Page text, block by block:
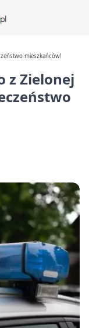
mieszkańców!
z Zielonej